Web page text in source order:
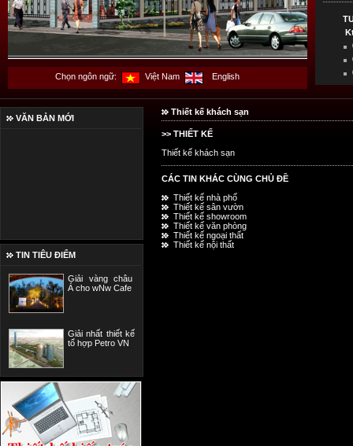
Chọn ngôn ngữ: Việt Nam English
VĂN BẢN MỚI
TIN TIÊU ĐIỂM
Giải vàng châu
Á cho wNw Cafe
Giải nhất thiết kế
tổ hợp Petro VN
Thiết kế khách sạn
>> THIẾT KẾ
Thiết kế khách sạn
CÁC TIN KHÁC CÙNG CHỦ ĐỀ
Thiết kế nhà phố
Thiết kế sân vườn
Thiết kế showroom
Thiết kế văn phòng
Thiết kế ngoại thất
Thiết kế nội thất